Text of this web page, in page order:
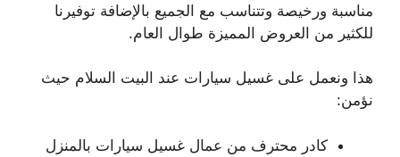
مناسبة ورخيصة وتتناسب مع الجميع بالإضافة توفيرنا
للكثير من العروض المميزة طوال العام.
هذا ونعمل على غسيل سيارات عند البيت السلام حيث
نؤمن:
كادر محترف من عمال غسيل سيارات بالمنزل